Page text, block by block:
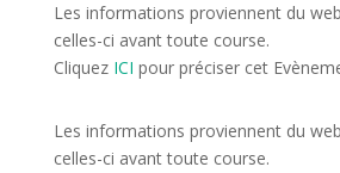
Les informations proviennent du
celles-ci avant toute course.
Cliquez ICI pour préciser cet
Les informations proviennent du
celles-ci avant toute course.